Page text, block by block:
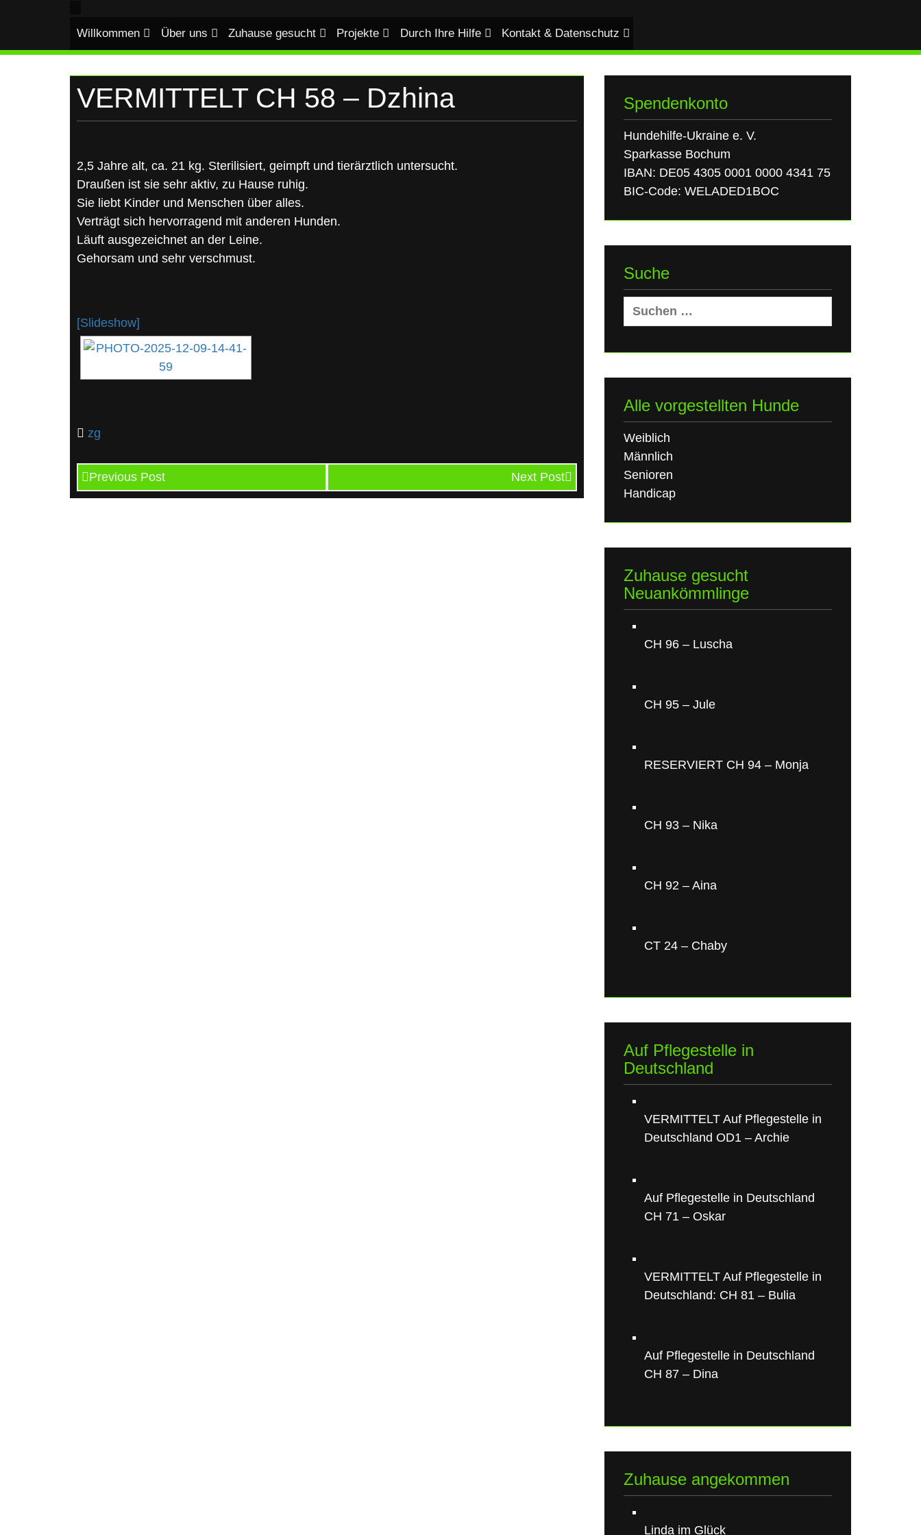
Willkommen Über uns Zuhause gesucht Projekte Durch Ihre Hilfe Kontakt & Datenschutz
VERMITTELT CH 58 – Dzhina
2,5 Jahre alt, ca. 21 kg. Sterilisiert, geimpft und tierärztlich untersucht.
Draußen ist sie sehr aktiv, zu Hause ruhig.
Sie liebt Kinder und Menschen über alles.
Verträgt sich hervorragend mit anderen Hunden.
Läuft ausgezeichnet an der Leine.
Gehorsam und sehr verschmust.
[Slideshow]
zg
Previous Post Next Post
Spendenkonto
Hundehilfe-Ukraine e. V.
Sparkasse Bochum
IBAN: DE05 4305 0001 0000 4341 75
BIC-Code: WELADED1BOC
Suche
Suchen
nach:
Alle vorgestellten Hunde
Weiblich
Männlich
Senioren
Handicap
Zuhause gesucht
Neuankömmlinge
CH 96 – Luscha
CH 95 – Jule
RESERVIERT CH 94 – Monja
CH 93 – Nika
CH 92 – Aina
CT 24 – Chaby
Auf Pflegestelle in
Deutschland
VERMITTELT Auf Pflegestelle in
Deutschland OD1 – Archie
Auf Pflegestelle in Deutschland
CH 71 – Oskar
VERMITTELT Auf Pflegestelle in
Deutschland: CH 81 – Bulia
Auf Pflegestelle in Deutschland
CH 87 – Dina
Zuhause angekommen
Linda im Glück